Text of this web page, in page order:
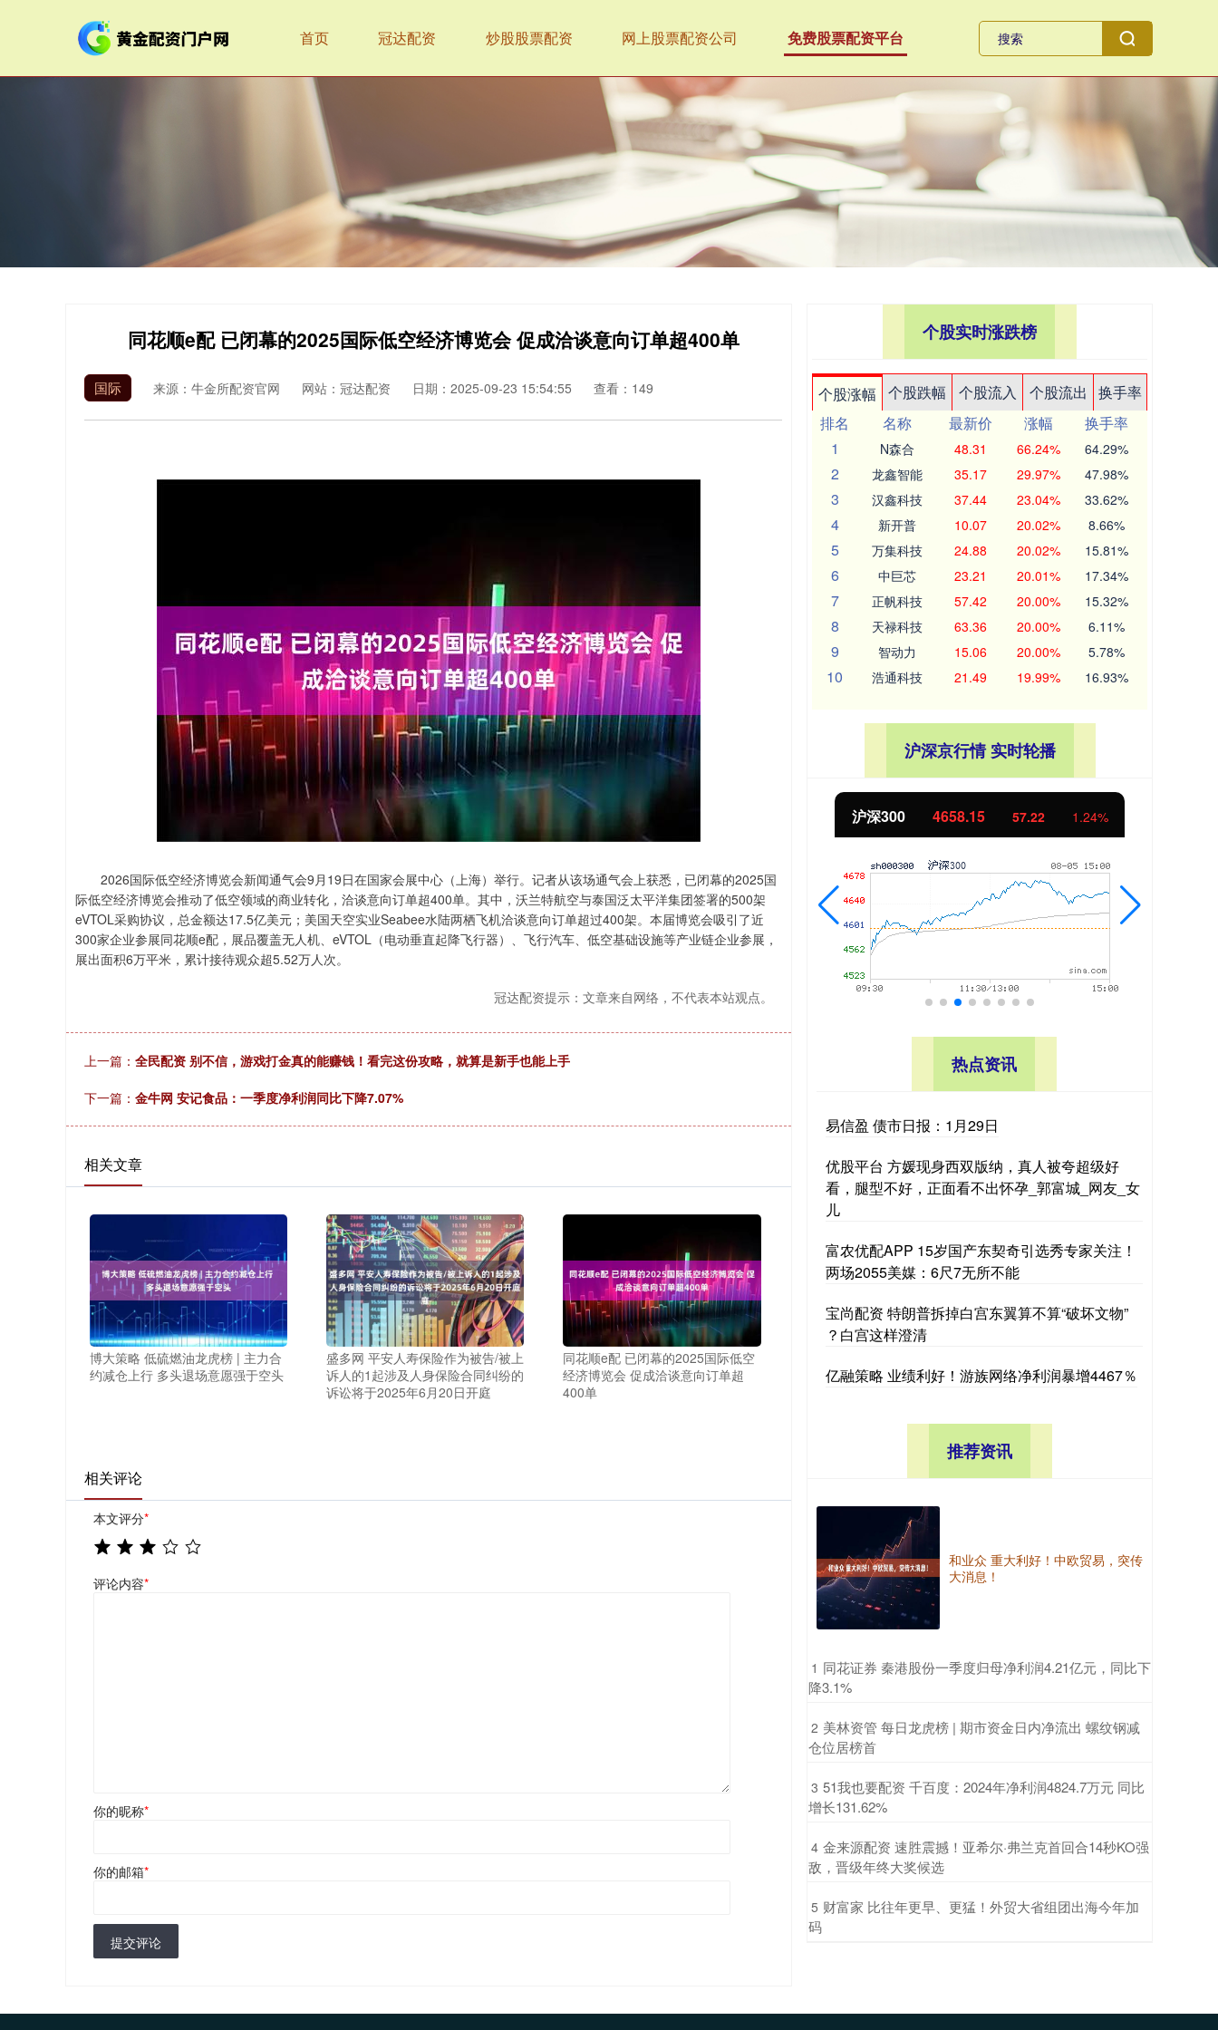
首页 冠达配资 炒股股票配资 网上股票配资公司 免费股票配资平台
同花顺e配 已闭幕的2025国际低空经济博览会 促成洽谈意向订单超400单
国际 来源：牛金所配资官网 网站：冠达配资 日期：2025-09-23 15:54:55 查看：149
2026国际低空经济博览会新闻通气会9月19日在国家会展中心（上海）举行。记者从该场通气会上获悉，已闭幕的2025国
际低空经济博览会推动了低空领域的商业转化，洽谈意向订单超400单。其中，沃兰特航空与泰国泛太平洋集团签署的500架
eVTOL采购协议，总金额达17.5亿美元；美国天空实业Seabee水陆两栖飞机洽谈意向订单超过400架。本届博览会吸引了近
300家企业参展同花顺e配，展品覆盖无人机、eVTOL（电动垂直起降飞行器）、飞行汽车、低空基础设施等产业链企业参展，
展出面积6万平米，累计接待观众超5.52万人次。
冠达配资提示：文章来自网络，不代表本站观点。
上一篇： 全民配资 别不信，游戏打金真的能赚钱！看完这份攻略，就算是新手也能上手
下一篇： 金牛网 安记食品：一季度净利润同比下降7.07%
相关文章
博大策略 低硫燃油龙虎榜 | 主力合
约减仓上行 多头退场意愿强于空头
盛多网 平安人寿保险作为被告/被上
诉人的1起涉及人身保险合同纠纷的
诉讼将于2025年6月20日开庭
同花顺e配 已闭幕的2025国际低空
经济博览会 促成洽谈意向订单超
400单
相关评论
本文评分*
评论内容*
你的昵称*
你的邮箱*
提交评论
个股实时涨跌榜
个股涨幅 个股跌幅 个股流入 个股流出
换手率
排名
名称 最新价 涨幅
换手率
1
N森合 48.31 66.24% 64.29%
2 龙鑫智能 35.17 29.97% 47.98%
3 汉鑫科技 37.44 23.04% 33.62%
4 新开普 10.07 20.02% 8.66%
5 万集科技 24.88 20.02% 15.81%
6 中巨芯 23.21 20.01% 17.34%
7 正帆科技 57.42 20.00% 15.32%
8 天禄科技 63.36 20.00% 6.11%
9 智动力 15.06 20.00% 5.78%
10 浩通科技 21.49 19.99% 16.93%
沪深京行情 实时轮播
深证成指 14144.20 258.49 1.86% 57.22 1.24% 北证50
热点资讯
易信盈 债市日报：1月29日
优股平台 方媛现身西双版纳，真人被夸超级好
看，腿型不好，正面看不出怀孕_郭富城_网友_女
儿
富农优配APP 15岁国产东契奇引选秀专家关注！
两场2055美媒：6尺7无所不能
宝尚配资 特朗普拆掉白宫东翼算不算“破坏文物”
？白宫这样澄清
亿融策略 业绩利好！游族网络净利润暴增4467％
推荐资讯
和业众 重大利好！中欧贸易，突传
大消息！
1 ​同花证券 秦港股份一季度归母净利润4.21亿元，同比下
降3.1%
2 ​美林资管 每日龙虎榜 | 期市资金日内净流出 螺纹钢减
仓位居榜首
3 ​51我也要配资 千百度：2024年净利润4824.7万元 同比
增长131.62%
4 ​金来源配资 速胜震撼！亚希尔·弗兰克首回合14秒KO强
敌，晋级年终大奖候选
5 ​财富家 比往年更早、更猛！外贸大省组团出海今年加
码